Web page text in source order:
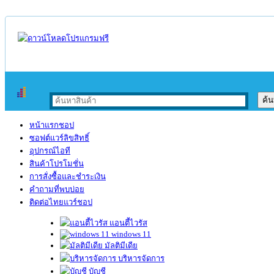
หน้าแรกชอป
ซอฟต์แวร์ลิขสิทธิ์
อุปกรณ์ไอที
สินค้าโปรโมชั่น
การสั่งซื้อและชำระเงิน
คำถามที่พบบ่อย
ติดต่อไทยแวร์ชอป
แอนตี้ไวรัส
windows 11
มัลติมีเดีย
บริหารจัดการ
บัญชี